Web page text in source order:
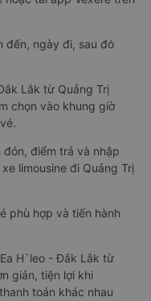
đến, ngày đi, sau đó
Lắk từ Quảng Trị
chọn vào khung giờ
điểm trả và nhập
limousine đi Quảng Trị
phù hợp và tiến hành
H`leo - Đắk Lắk từ
giản, tiện lợi khi
toán khác nhau